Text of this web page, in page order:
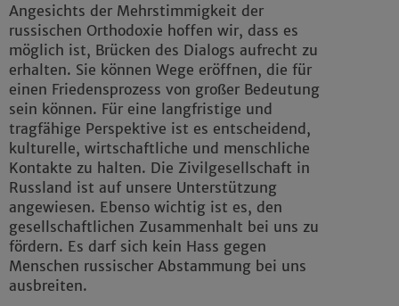
Angesichts der Mehrstimmigkeit der
russischen Orthodoxie hoffen wir, dass es
möglich ist, Brücken des Dialogs aufrecht zu
erhalten. Sie können Wege eröffnen, die für
einen Friedensprozess von großer Bedeutung
sein können. Für eine langfristige und
tragfähige Perspektive ist es entscheidend,
kulturelle, wirtschaftliche und menschliche
Kontakte zu halten. Die Zivilgesellschaft in
Russland ist auf unsere Unterstützung
angewiesen. Ebenso wichtig ist es, den
gesellschaftlichen Zusammenhalt bei uns zu
fördern. Es darf sich kein Hass gegen
Menschen russischer Abstammung bei uns
ausbreiten.